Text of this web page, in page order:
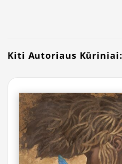
Kiti Autoriaus Kūriniai: